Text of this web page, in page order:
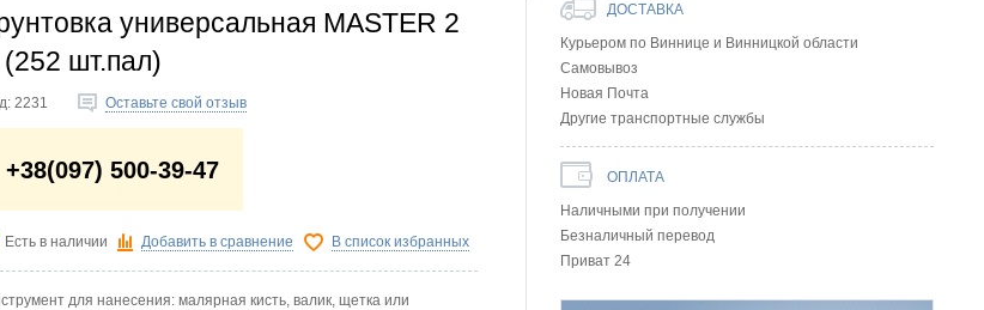
ДОСТАВКА
Курьером по Виннице и Винницкой области
Самовывоз
Новая Почта
Другие транспортные службы
ОПЛАТА
Наличными при получении
Безналичный перевод
Приват 24
универсальная MASTER 2
шт.пал)
2231 Оставьте свой отзыв
+38(097) 500-39-47
Есть в наличии Добавить в сравнение В список избранных
для нанесения: малярная кисть, валик, щетка или